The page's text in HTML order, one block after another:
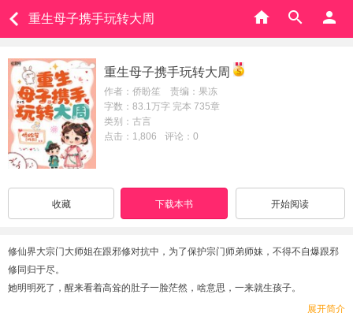
重生母子携手玩转大周
重生母子携手玩转大周
作者：侨盼笙 责编：果冻
字数：83.1万字 完本 735章
类别：古言
点击：1,806
评论：0
收藏 下载本书 开始阅读
修仙界大宗门大师姐在跟邪修对抗中，为了保护宗门师弟师妹，不得不自爆跟邪
修同归于尽。
她明明死了，醒来看着高耸的肚子一脸茫然，啥意思，一来就生孩子。
关于原主怎么怀孕的，好像是惊吓过度，原身也不记得，那她就更不可能知道
展开简介